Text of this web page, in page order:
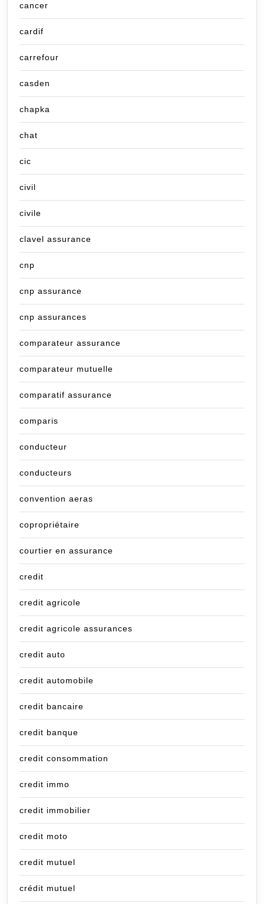
cancer
cardif
carrefour
casden
chapka
chat
cic
civil
civile
clavel assurance
cnp
cnp assurance
cnp assurances
comparateur assurance
comparateur mutuelle
comparatif assurance
comparis
conducteur
conducteurs
convention aeras
copropriétaire
courtier en assurance
credit
credit agricole
credit agricole assurances
credit auto
credit automobile
credit bancaire
credit banque
credit consommation
credit immo
credit immobilier
credit moto
credit mutuel
crédit mutuel